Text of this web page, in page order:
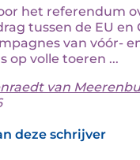
het referendum
tussen de EU en
van vóór-
op volle toeren ...
van
deze schrijver